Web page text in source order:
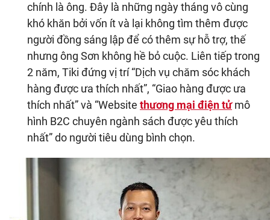
chính là ông. Đây là những ngày tháng vô cùng
khó khăn bởi vốn ít và lại không tìm thêm được
người đồng sáng lập để có thêm sự hỗ trợ, thế
nhưng ông Sơn không hề bỏ cuộc. Liên tiếp trong
2 năm, Tiki đứng vị trí “Dịch vụ chăm sóc khách
hàng được ưa thích nhất”, “Giao hàng được ưa
thích nhất” và “Website thương mại điện tửmô
hình B2C chuyên ngành sách được yêu thích
nhất” do người tiêu dùng bình chọn.